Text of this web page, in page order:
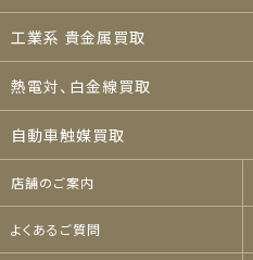
工業系 貴金属買取
熱電対、白金線買取
自動車触媒買取
店舗のご案内
よくあるご質問